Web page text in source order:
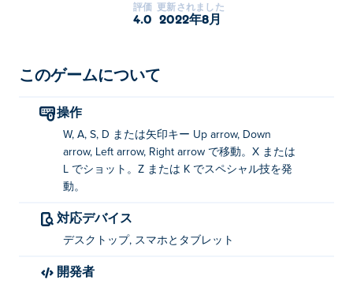
評価
4.0
更新されました
2022年8月
このゲームについて
操作
W, A, S, D または矢印キー Up arrow, Down
arrow, Left arrow, Right arrow で移動。X または
L でショット。Z または K でスペシャル技を発
動。
対応デバイス
デスクトップ, スマホとタブレット
開発者